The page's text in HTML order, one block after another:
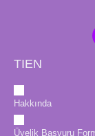
TIEN
Hakkında
Üyelik Başvuru